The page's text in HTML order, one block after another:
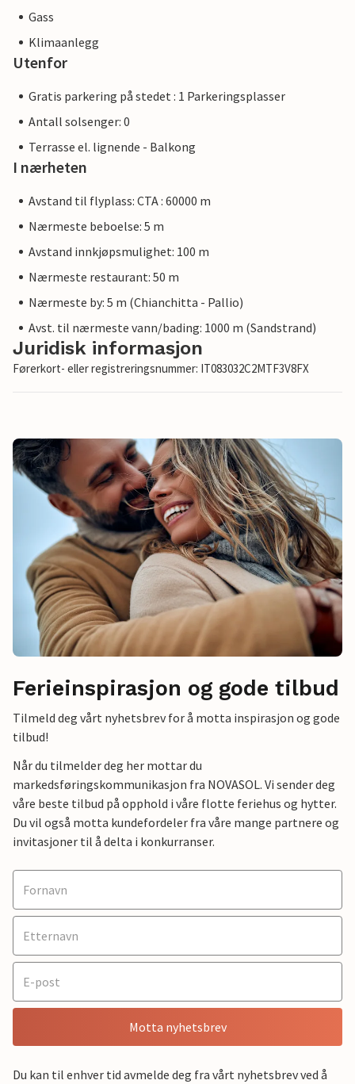
Gass
Klimaanlegg
Utenfor
Gratis parkering på stedet : 1 Parkeringsplasser
Antall solsenger: 0
Terrasse el. lignende - Balkong
I nærheten
Avstand til flyplass: CTA : 60000 m
Nærmeste beboelse: 5 m
Avstand innkjøpsmulighet: 100 m
Nærmeste restaurant: 50 m
Nærmeste by: 5 m (Chianchitta - Pallio)
Avst. til nærmeste vann/bading: 1000 m (Sandstrand)
Juridisk informasjon
Førerkort- eller registreringsnummer: IT083032C2MTF3V8FX
Ferieinspirasjon og gode tilbud
Tilmeld deg vårt nyhetsbrev for å motta inspirasjon og gode
tilbud!
Når du tilmelder deg her mottar du
markedsføringskommunikasjon fra NOVASOL. Vi sender deg
våre beste tilbud på opphold i våre flotte feriehus og hytter.
Du vil også motta kundefordeler fra våre mange partnere og
invitasjoner til å delta i konkurranser.
Motta nyhetsbrev
Du kan til enhver tid avmelde deg fra vårt nyhetsbrev ved å